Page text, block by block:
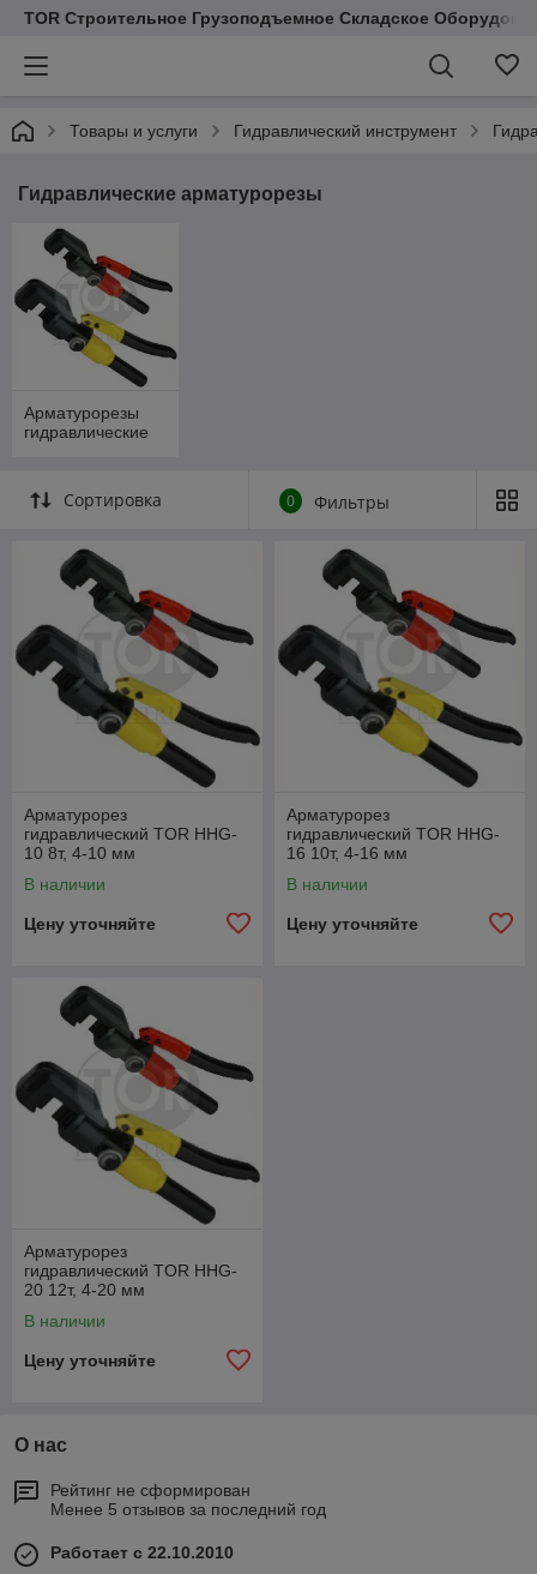
TOR Строительное Грузоподъемное Складское
Товары и услуги Гидравлический инструмент
Гидравлические арматурорезы
Арматурорезы
гидравлические
Сортировка 0 Фильтры
Арматурорез
гидравлический TOR HHG-
10 8т, 4-10 мм
В наличии
Цену уточняйте
Арматурорез
гидравлический TOR HHG-
16 10т, 4-16 мм
В наличии
Цену уточняйте
Арматурорез
гидравлический TOR HHG-
20 12т, 4-20 мм
В наличии
Цену уточняйте
О нас
Рейтинг не сформирован
Менее 5 отзывов за последний год
Работает с 22.10.2010